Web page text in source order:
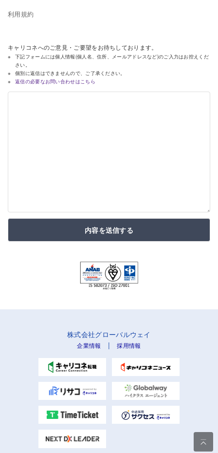
利用規約
キャリコネへのご意見・ご要望をお待ちしております。
下記フォームには個人情報(個人名、住所、メールアドレスなど)のご入力はお控えくだ
さい。
個別に返信はできませんので、ご了承ください。
返信の必要なお問い合わせはこちら
内容を送信する
株式会社グローバルウェイ
企業情報 |採用情報
